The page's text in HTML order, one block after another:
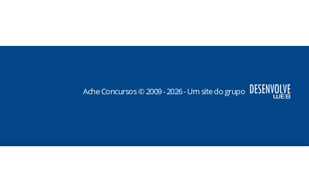
Ache Concursos © 2009 - 2026 - Um site do grupo